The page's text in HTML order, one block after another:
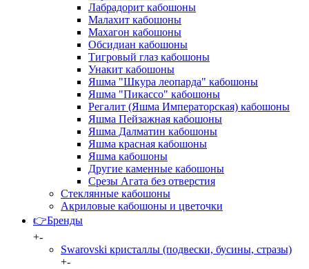
Лабрадорит кабошоны
Малахит кабошоны
Махагон кабошоны
Обсидиан кабошоны
Тигровый глаз кабошоны
Унакит кабошоны
Яшма "Шкура леопарда" кабошоны
Яшма "Пикассо" кабошоны
Регалит (Яшма Императорская) кабошоны
Яшма Пейзажная кабошоны
Яшма Далматин кабошоны
Яшма красная кабошоны
Яшма кабошоны
Другие каменные кабошоны
Срезы Агата без отверстия
Стеклянные кабошоны
Акриловые кабошоны и цветочки
👉Бренды
+-
Swarovski кристаллы (подвески, бусины, стразы)
+-